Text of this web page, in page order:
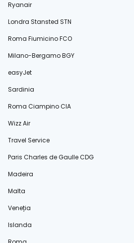
Ryanair
Londra Stansted STN
Roma Fiumicino FCO
Milano-Bergamo BGY
easyJet
Sardinia
Roma Ciampino CIA
Wizz Air
Travel Service
Paris Charles de Gaulle CDG
Madeira
Malta
Veneția
Islanda